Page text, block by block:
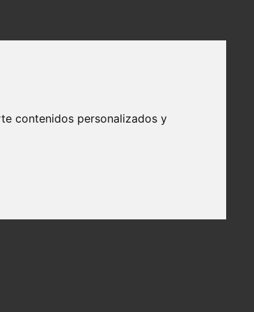
contenidos personalizados y